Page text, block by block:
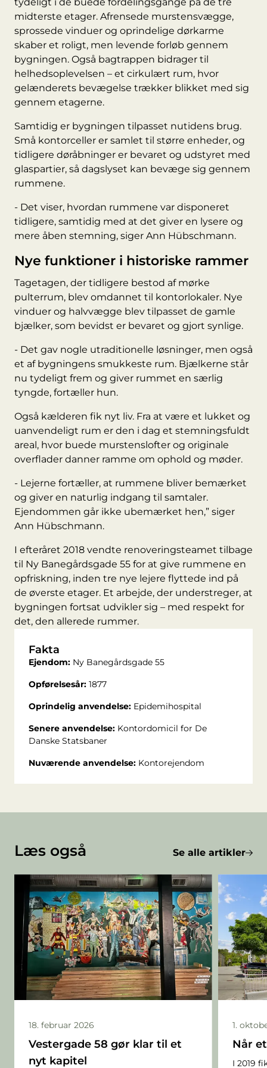
midterste etager. Afrensede murstensvægge,
sprossede vinduer og oprindelige dørkarme
skaber et roligt, men levende forløb gennem
bygningen. Også bagtrappen bidrager til
helhedsoplevelsen – et cirkulært rum, hvor
gelænderets bevægelse trækker blikket med sig
gennem etagerne.
Samtidig er bygningen tilpasset nutidens brug.
Små kontorceller er samlet til større enheder, og
tidligere døråbninger er bevaret og udstyret med
glaspartier, så dagslyset kan bevæge sig gennem
rummene.
- Det viser, hvordan rummene var disponeret
tidligere, samtidig med at det giver en lysere og
mere åben stemning, siger Ann Hübschmann.
Nye funktioner i historiske rammer
Tagetagen, der tidligere bestod af mørke
pulterrum, blev omdannet til kontorlokaler. Nye
vinduer og halvvægge blev tilpasset de gamle
bjælker, som bevidst er bevaret og gjort synlige.
- Det gav nogle utraditionelle løsninger, men også
et af bygningens smukkeste rum. Bjælkerne står
nu tydeligt frem og giver rummet en særlig
tyngde, fortæller hun.
Også kælderen fik nyt liv. Fra at være et lukket og
uanvendeligt rum er den i dag et stemningsfuldt
areal, hvor buede murstenslofter og originale
overflader danner ramme om ophold og møder.
- Lejerne fortæller, at rummene bliver bemærket
og giver en naturlig indgang til samtaler.
Ejendommen går ikke ubemærket hen,” siger
Ann Hübschmann.
I efteråret 2018 vendte renoveringsteamet tilbage
til Ny Banegårdsgade 55 for at give rummene en
opfriskning, inden tre nye lejere flyttede ind på
de øverste etager. Et arbejde, der understreger, at
bygningen fortsat udvikler sig – med respekt for
det, den allerede rummer.
Fakta
Ejendom: Ny Banegårdsgade 55
Opførelsesår: 1877
Oprindelig anvendelse: Epidemihospital
Senere anvendelse: Kontordomicil for De
Danske Statsbaner
Nuværende anvendelse: Kontorejendom
Læs også Se alle artikler
18. februar 2026
Vestergade 58 gør klar til et
nyt kapitel
1.
Når
I 2019